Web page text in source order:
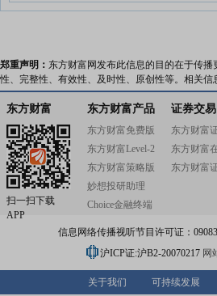
郑重声明： 东方财富网发布此信息的目的在于传
性、完整性、有效性、及时性、原创性等。相关
东方财富
扫一扫下载
APP
东方财富产品
东方财富免费版
东方财富Level-2
东方财富策略版
妙想投研助理
Choice金融终端
证券交易
东方财富
东方财富
东方财富
信息网络传播视听节目许可证：
沪ICP证:沪B2-20070217 网
关于我们 可持续发展